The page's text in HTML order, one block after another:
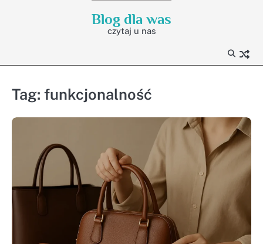
Blog dla was
czytaj u nas
Tag: funkcjonalność